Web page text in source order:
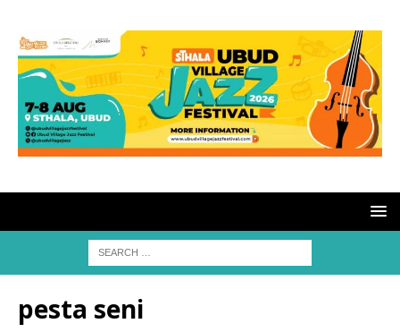
pesta seni